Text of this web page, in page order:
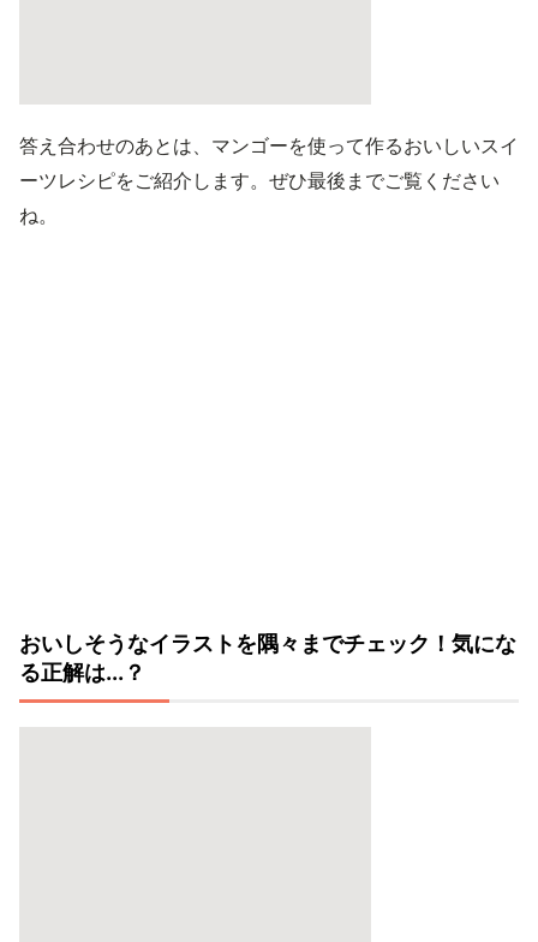
答え合わせのあとは、マンゴーを使って作るおいしいスイ
ーツレシピをご紹介します。ぜひ最後までご覧ください
ね。
おいしそうなイラストを隅々までチェック！気にな
る正解は...？